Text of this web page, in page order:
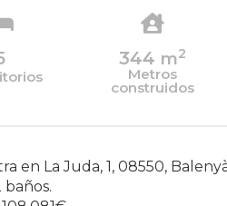
344 m2
Metros
construidos
en La Juda, 1, 08550,